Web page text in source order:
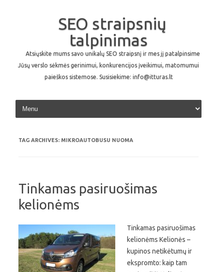
SEO straipsnių
talpinimas
Atsiųskite mums savo unikalų SEO straipsnį ir mes jį patalpinsime
Jūsų verslo sėkmės gerinimui, konkurencijos įveikimui, matomumui
paieškos sistemose. Susisiekime: info@itturas.lt
Skip to content
TAG ARCHIVES: MIKROAUTOBUSU NUOMA
Tinkamas pasiruošimas
kelionėms
Tinkamas pasiruošimas
kelionėms Kelionės –
kupinos netikėtumų ir
ekspromto: kaip tam